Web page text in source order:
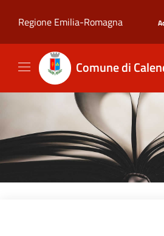
Regione Emilia-Romagna
Comune di